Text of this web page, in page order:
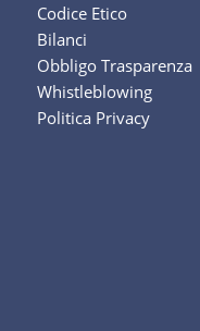
Codice Etico
Bilanci
Obbligo Trasparenza
Whistleblowing
Politica Privacy